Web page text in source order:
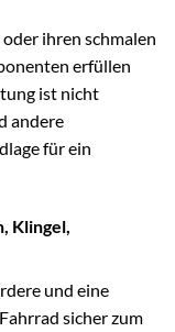
ihren schmalen
erfüllen
ist nicht
andere
für ein
Klingel,
und eine
sicher zum